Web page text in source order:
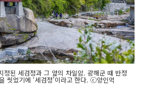
정된 세검정과 그 앞의 차일암. 광해군 때 반정
씻었기에 ‘세검정’이라고 한다. ⓒ양인억